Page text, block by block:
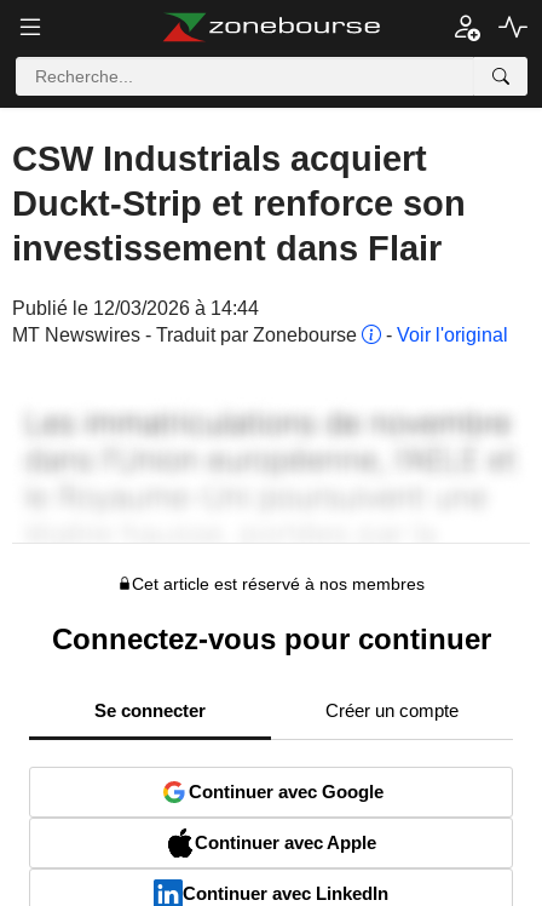
CSW Industrials acquiert
Duckt-Strip et renforce son
investissement dans Flair
Publié le 12/03/2026 à 14:44
MT Newswires - Traduit par Zonebourse
- Voir l'original
Cet article est réservé à nos membres
Connectez-vous pour continuer
Se connecter Créer un compte
Continuer avec Google
Continuer avec Apple
Continuer avec LinkedIn